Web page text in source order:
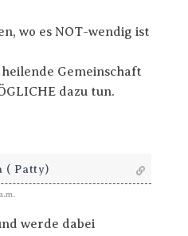
wo es NOT-wendig ist
Gemeinschaft
dazu tun.
( Patty)
werde dabei